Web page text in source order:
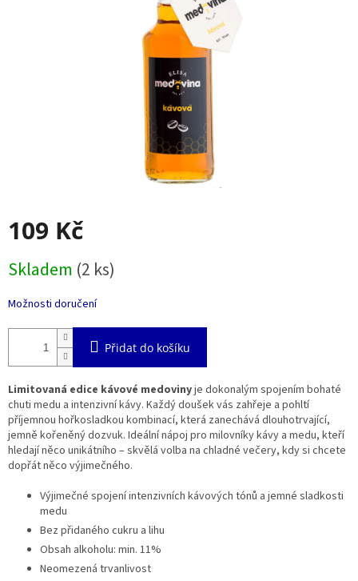
109 Kč
cena:
Skladem (2 ks)
Možnosti doručení
Přidat do košíku
Limitovaná edice kávové medovinyje dokonalým spojením bohaté
chuti medu a intenzivní kávy. Každý doušek vás zahřeje a pohltí
příjemnou hořkosladkou kombinací, která zanechává dlouhotrvající,
jemně kořeněný dozvuk. Ideální nápoj pro milovníky kávy a medu, kteří
hledají něco unikátního – skvělá volba na chladné večery, kdy si chcete
dopřát něco výjimečného.
Výjimečné spojení intenzivních kávových tónů a jemné sladkosti
medu
Bez přidaného cukru a lihu
Obsah alkoholu: min. 11%
Neomezená trvanlivost